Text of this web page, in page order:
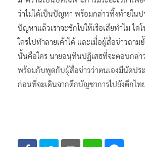
ว่าไม่ได้เป็นปัญหา พร้อมกล่าวทิ้งท้ายในป
ปัญหาแล้วเราจะชักใบให้เรือเสียทำไม ได
ใครไปทำลายเค้าได้ และเมื่อผู้สื่อข่าวถาม
นั้นคือใคร นายอนุทินปฏิเสธที่จะตอบกล่า
พร้อมกับพูดกับผู้สื่อข่าวว่าตนเองมีนัดปร
ก่อนที่จะเดินจากตึกบัญชาการไปยังตึกไ